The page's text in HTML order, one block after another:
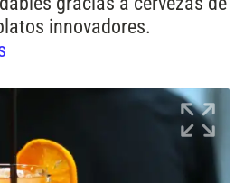
innovadores.